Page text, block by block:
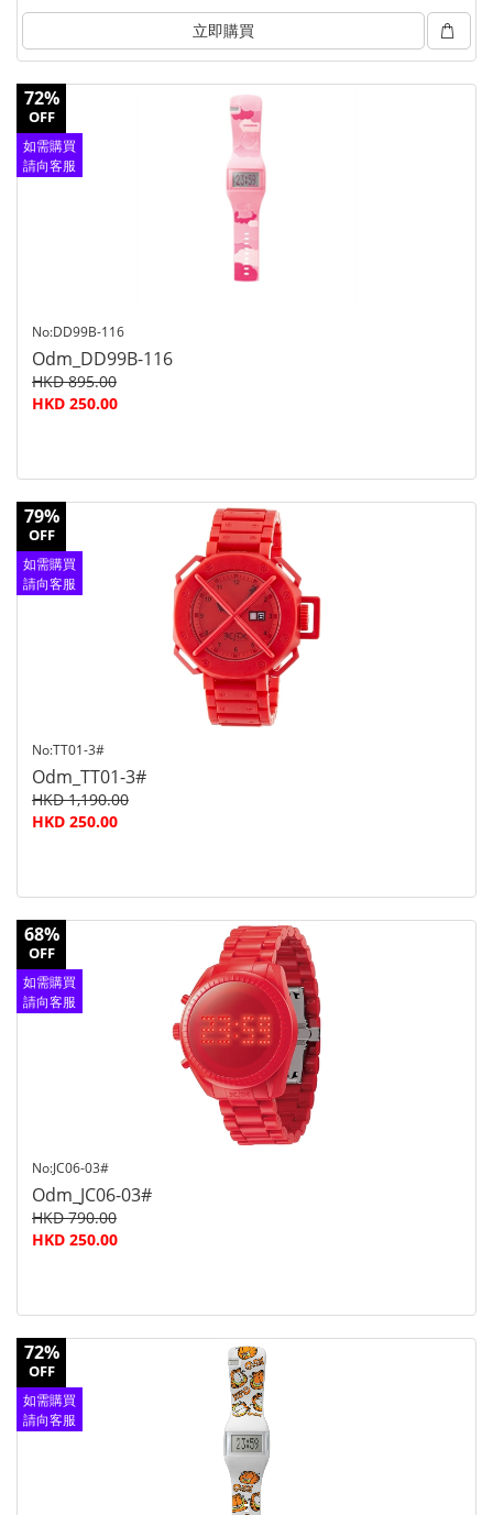
立即購買
72%
OFF
如需購買
請向客服
No:DD99B-116
Odm_DD99B-116
HKD 895.00
HKD 250.00
79%
OFF
如需購買
請向客服
No:TT01-3#
Odm_TT01-3#
HKD 1,190.00
HKD 250.00
68%
OFF
如需購買
請向客服
No:JC06-03#
Odm_JC06-03#
HKD 790.00
HKD 250.00
72%
OFF
如需購買
請向客服